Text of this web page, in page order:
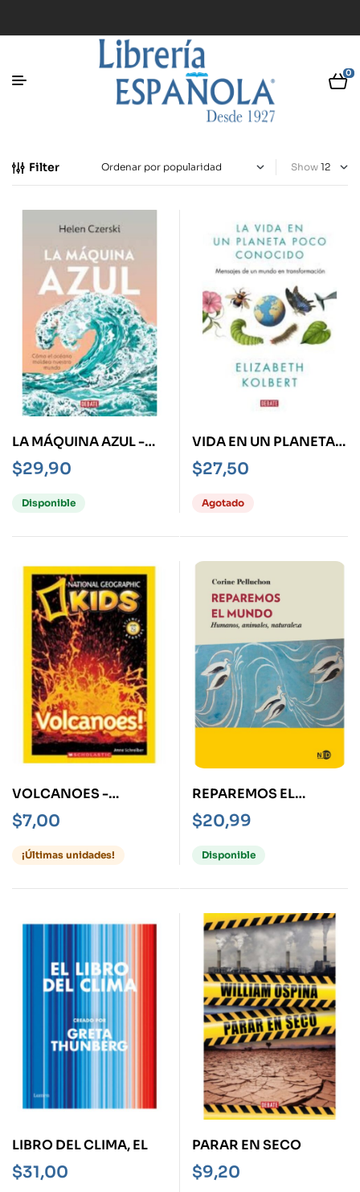
0
Filter Show
LA MÁQUINA AZUL -
CÓMO EL OCÉANO
MOLDEA NUESTRO
MUNDO-
$29,90
Disponible
VIDA EN UN PLANETA
POCO CONOCIDO, LA
$27,50
Agotado
VOLCANOES -
NATIONAL
GEOGRAPHIC KIDS
READERS-
$7,00
¡Últimas unidades!
REPAREMOS EL
MUNDO
$20,99
Disponible
LIBRO DEL CLIMA, EL
$31,00
PARAR EN SECO
$9,20